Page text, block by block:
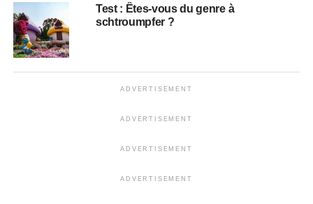
Test : Êtes-vous du genre à
schtroumpfer ?
ADVERTISEMENT
ADVERTISEMENT
ADVERTISEMENT
ADVERTISEMENT